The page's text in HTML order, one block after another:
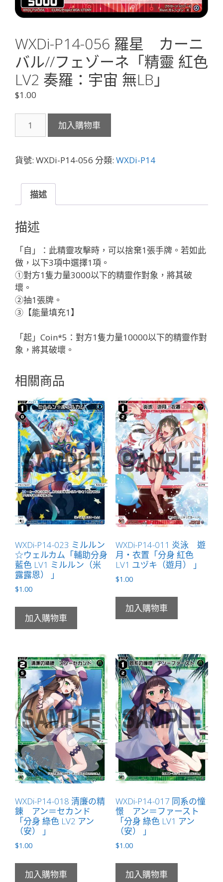
WXDi-P14-056 羅星 カーニ
バル//フェゾーネ「精靈 紅色
LV2 奏羅：宇宙 無LB」
$1.00
P14-
羅
カ
ニ
バ
ル//
フ
ェ
ゾ
ー
ネ
「精
靈
紅
色
LV2
羅：
宙
無
LB」
數
量
加入購物車
貨號: WXDi-P14-056 分類: WXDi-P14
描述
描述
「自」：此精靈攻擊時，可以捨棄1張手牌。若如此
做，以下3項中選擇1項。
①對方1隻力量3000以下的精靈作對象，將其破
壞。
②抽1張牌。
③【能量填充1】
「起」Coin*5：對方1隻力量10000以下的精靈作對
象，將其破壞。
相關商品
WXDi-P14-023 ミルルン
☆ウェルカム「輔助分身
藍色 LV1 ミルルン（米
露露恩） 」
$1.00
加入購物車
WXDi-P14-011 炎泳 遊
月・衣置「分身 紅色
LV1 ユヅキ（遊月） 」
$1.00
加入購物車
WXDi-P14-018 清廉の精
錬 アン＝セカンド
「分身 綠色 LV2 アン
（安） 」
$1.00
加入購物車
WXDi-P14-017 同系の憧
憬 アン＝ファースト
「分身 綠色 LV1 アン
（安） 」
$1.00
加入購物車